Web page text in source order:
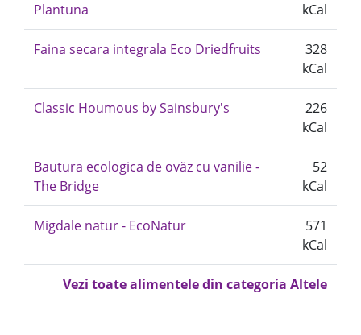
Plantuna
kCal
Faina secara integrala Eco Driedfruits
328
kCal
Classic Houmous by Sainsbury's
226
kCal
Bautura ecologica de ovăz cu vanilie -
The Bridge
52
kCal
Migdale natur - EcoNatur
571
kCal
Vezi toate alimentele din categoria Altele